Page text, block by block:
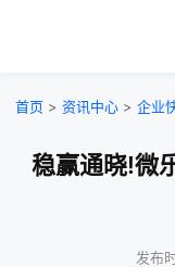
首页 > 资讯中心 > 企业
稳赢通晓!微
发布